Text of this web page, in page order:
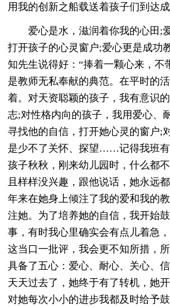
用我的创新之船载送着孩子们到达成
爱心是水，滋润着你我的心田;
打开孩子的心灵窗户;爱心更是成功
知先生说得好：“捧着一颗心来，不
是教师无私奉献的典范。在平时的
着。对天资聪颖的孩子，我有意识
志;对性格内向的孩子，我用爱心、
寻找他的自信，打开她心灵的窗户;
是少不了关怀、探望……记得我班
孩子秋秋，刚来幼儿园时，什么都
且样样没兴趣，跟他说话，她永远
年来在她身上倾注了我的爱和我的
注她。为了培养她的自信，我开始
事，有时我心里确实会有点儿着急
这当口一批评，我会更不知所措，
具备了五心：爱心、耐心、关心、
天天过去了，她终于有了转机，她
对她每次小小的进步我都及时给予